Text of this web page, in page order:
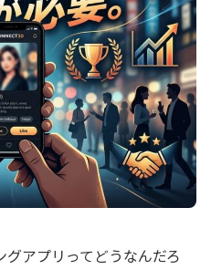
グアプリってどうなんだろ